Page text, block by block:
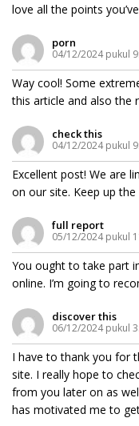
love all the points
porn
04/12/2024 pukul
Way cool! Some
this article and also the
check this
04/12/2024 pukul
Excellent post! We are
on our site. Keep up
full report
05/12/2024 pukul
You ought to take part
online. I’m going to
discover this
06/12/2024 pukul
I have to thank you for
site. I really hope to
from you later on as
has motivated me to